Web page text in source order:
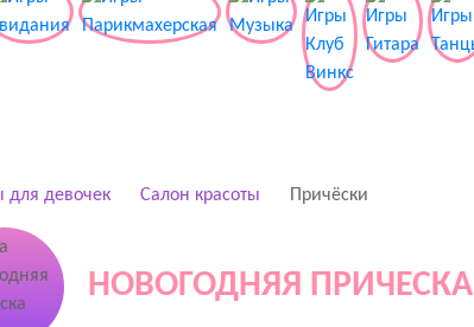
для девочек Салон красоты Причёски
НОВОГОДНЯЯ ПРИЧЕСКА